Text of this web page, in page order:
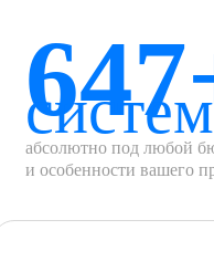
систем
абсолютно под любой
и особенности вашего